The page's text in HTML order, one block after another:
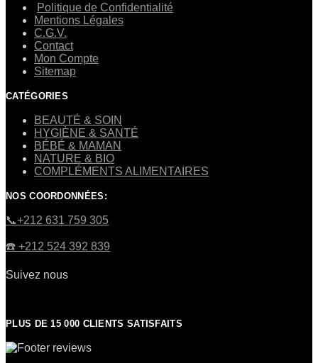
Politique de Confidentialité
Mentions Légales
C.G.V.
Contact
Mon Compte
Sitemap
CATÉGORIES
BEAUTÉ & SOIN
HYGIÈNE & SANTÉ
BÉBÉ & MAMAN
NATURE & BIO
COMPLÉMENTS ALIMENTAIRES
NOS COORDONNÉES:
​📞+212 631 759 305
☎️​ +212 524 392 839
Suivez nous
PLUS DE 15 000 CLIENTS SATISFAITS